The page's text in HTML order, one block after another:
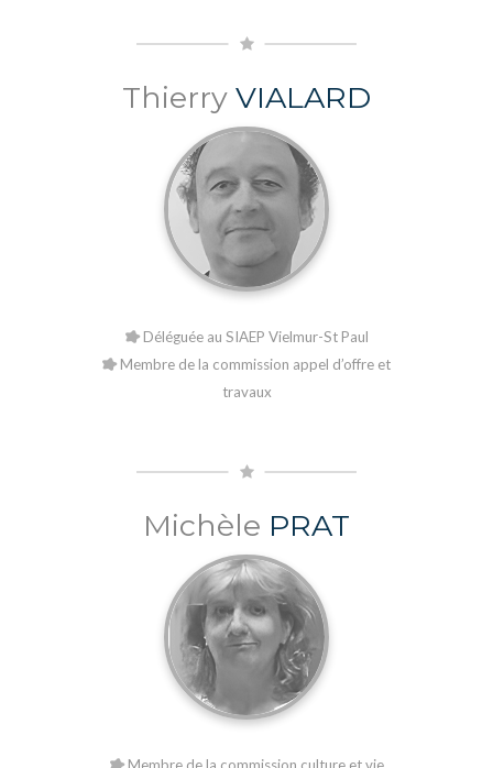
Thierry VIALARD
Déléguée au SIAEP Vielmur-St Paul
Membre de la commission appel d’offre et
travaux
Michèle PRAT
Membre de la commission culture et vie